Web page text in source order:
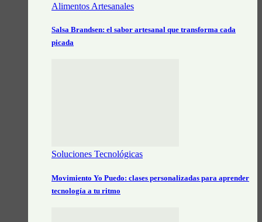
Alimentos Artesanales
Salsa Brandsen: el sabor artesanal que transforma cada
picada
Soluciones Tecnológicas
Movimiento Yo Puedo: clases personalizadas para aprender
tecnología a tu ritmo